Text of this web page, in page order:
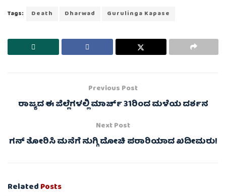
Tags: Death Dharwad Gurulinga Kapase
Previous Post
ರಾಜ್ಯದ ಈ ಜಿಲ್ಲೆಗಳಲ್ಲಿ ಮಾರ್ಚ್ 31ರಿಂದ ಮಳೆಯ ದರ್ಶನ
Next Post
ಗನ್ ತೋರಿಸಿ ಮನೆಗೆ ನುಗ್ಗಿ ದೋಚಿ ಪರಾರಿಯಾದ ಖದೀಮರು!
RelatedPosts